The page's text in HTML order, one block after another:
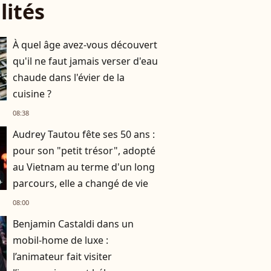
À quel âge avez-vous découvert
qu'il ne faut jamais verser d'eau
chaude dans l'évier de la
cuisine ?
08:38
Audrey Tautou fête ses 50 ans :
pour son "petit trésor", adopté
au Vietnam au terme d'un long
parcours, elle a changé de vie
08:00
Benjamin Castaldi dans un
mobil-home de luxe :
l’animateur fait visiter